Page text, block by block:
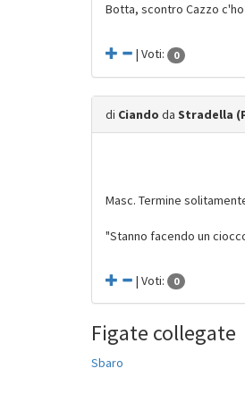
Botta, scontro Cazzo
| Voti: 0
di Ciando da Stradella
Masc. Termine
"Stanno facendo un
| Voti: 0
Figate collegate
Sbaro